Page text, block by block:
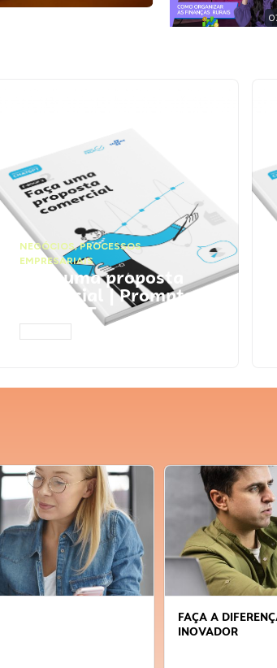
NEGÓCIOS,PROCESSOS
EMPRESARIAIS
Faça uma proposta
comercial | Prompts
ChatGPT
FAÇA A
INOVADOR